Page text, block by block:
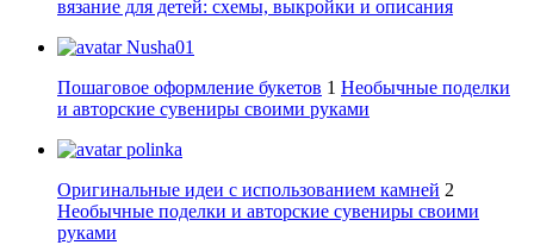
вязание для детей: схемы, выкройки и описания
Nusha01
Пошаговое оформление букетов 1 Необычные поделки
и авторские сувениры своими руками
polinka
Оригинальные идеи с использованием камней 2
Необычные поделки и авторские сувениры своими
руками